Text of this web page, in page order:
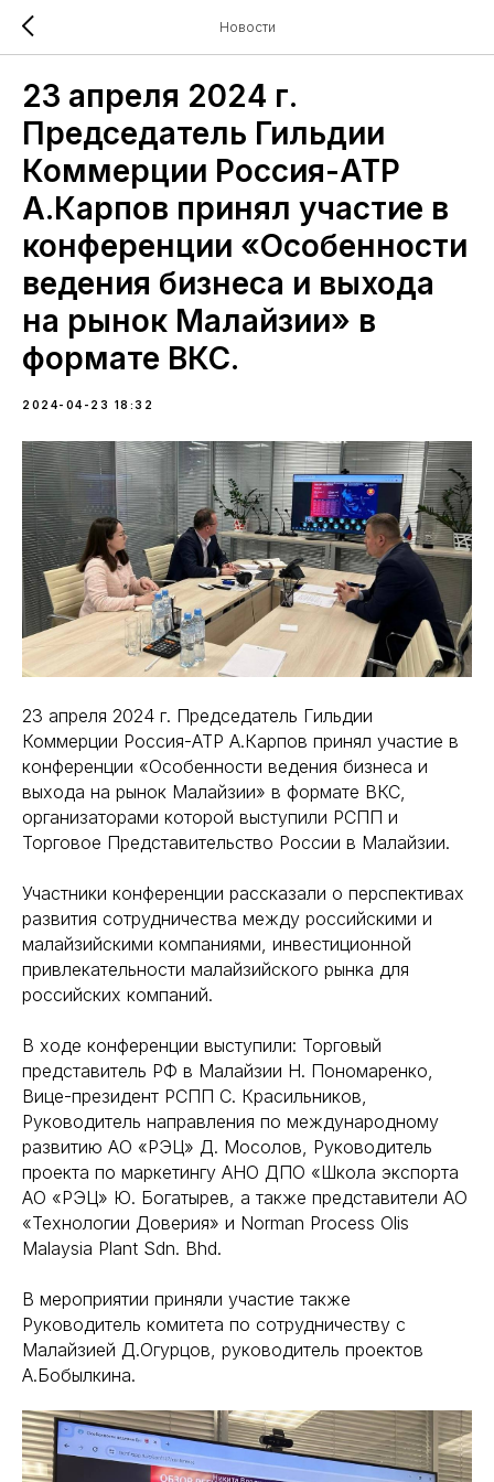
Новости
23 апреля 2024 г.
Председатель Гильдии
Коммерции Россия-АТР
А.Карпов принял участие в
конференции «Особенности
ведения бизнеса и выхода
на рынок Малайзии» в
формате ВКС.
2024-04-23 18:32
23 апреля 2024 г. Председатель Гильдии
Коммерции Россия-АТР А.Карпов принял участие в
конференции «Особенности ведения бизнеса и
выхода на рынок Малайзии» в формате ВКС,
организаторами которой выступили РСПП и
Торговое Представительство России в Малайзии.
Участники конференции рассказали о перспективах
развития сотрудничества между российскими и
малайзийскими компаниями, инвестиционной
привлекательности малайзийского рынка для
российских компаний.
В ходе конференции выступили: Торговый
представитель РФ в Малайзии Н. Пономаренко,
Вице-президент РСПП С. Красильников,
Руководитель направления по международному
развитию АО «РЭЦ» Д. Мосолов, Руководитель
проекта по маркетингу АНО ДПО «Школа экспорта
АО «РЭЦ» Ю. Богатырев, а также представители АО
«Технологии Доверия» и Norman Process Olis
Malaysia Plant Sdn. Bhd.
В мероприятии приняли участие также
Руководитель комитета по сотрудничеству с
Малайзией Д.Огурцов, руководитель проектов
А.Бобылкина.